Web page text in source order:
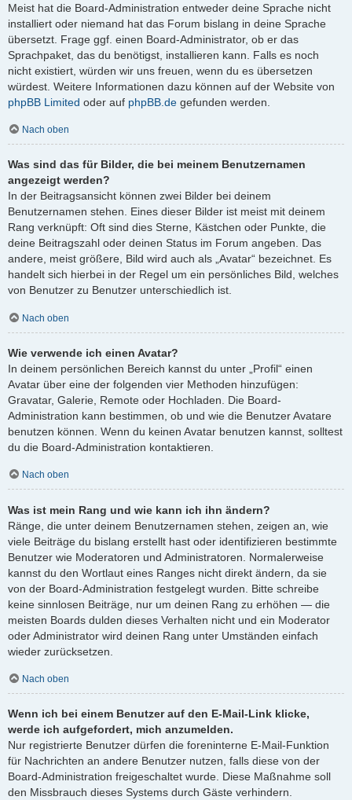
Meist hat die Board-Administration entweder deine Sprache nicht
installiert oder niemand hat das Forum bislang in deine Sprache
übersetzt. Frage ggf. einen Board-Administrator, ob er das
Sprachpaket, das du benötigst, installieren kann. Falls es noch
nicht existiert, würden wir uns freuen, wenn du es übersetzen
würdest. Weitere Informationen dazu können auf der Website von
phpBB Limited oder auf phpBB.de gefunden werden.
Nach oben
Was sind das für Bilder, die bei meinem Benutzernamen
angezeigt werden?
In der Beitragsansicht können zwei Bilder bei deinem
Benutzernamen stehen. Eines dieser Bilder ist meist mit deinem
Rang verknüpft: Oft sind dies Sterne, Kästchen oder Punkte, die
deine Beitragszahl oder deinen Status im Forum angeben. Das
andere, meist größere, Bild wird auch als „Avatar“ bezeichnet. Es
handelt sich hierbei in der Regel um ein persönliches Bild, welches
von Benutzer zu Benutzer unterschiedlich ist.
Nach oben
Wie verwende ich einen Avatar?
In deinem persönlichen Bereich kannst du unter „Profil“ einen
Avatar über eine der folgenden vier Methoden hinzufügen:
Gravatar, Galerie, Remote oder Hochladen. Die Board-
Administration kann bestimmen, ob und wie die Benutzer Avatare
benutzen können. Wenn du keinen Avatar benutzen kannst, solltest
du die Board-Administration kontaktieren.
Nach oben
Was ist mein Rang und wie kann ich ihn ändern?
Ränge, die unter deinem Benutzernamen stehen, zeigen an, wie
viele Beiträge du bislang erstellt hast oder identifizieren bestimmte
Benutzer wie Moderatoren und Administratoren. Normalerweise
kannst du den Wortlaut eines Ranges nicht direkt ändern, da sie
von der Board-Administration festgelegt wurden. Bitte schreibe
keine sinnlosen Beiträge, nur um deinen Rang zu erhöhen — die
meisten Boards dulden dieses Verhalten nicht und ein Moderator
oder Administrator wird deinen Rang unter Umständen einfach
wieder zurücksetzen.
Nach oben
Wenn ich bei einem Benutzer auf den E-Mail-Link klicke,
werde ich aufgefordert, mich anzumelden.
Nur registrierte Benutzer dürfen die foreninterne E-Mail-Funktion
für Nachrichten an andere Benutzer nutzen, falls diese von der
Board-Administration freigeschaltet wurde. Diese Maßnahme soll
den Missbrauch dieses Systems durch Gäste verhindern.